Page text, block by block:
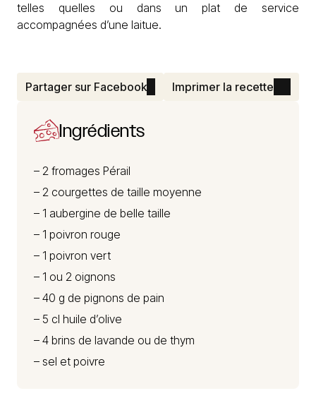
telles quelles ou dans un plat de service
accompagnées d’une laitue.
Partager sur Facebook Imprimer la recette
Ingrédients
– 2 fromages Pérail
– 2 courgettes de taille moyenne
– 1 aubergine de belle taille
– 1 poivron rouge
– 1 poivron vert
– 1 ou 2 oignons
– 40 g de pignons de pain
– 5 cl huile d’olive
– 4 brins de lavande ou de thym
– sel et poivre